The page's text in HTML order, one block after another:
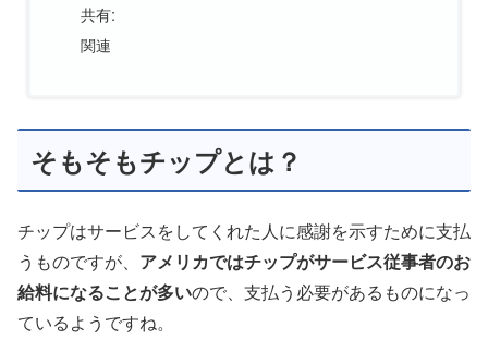
共有:
関連
そもそもチップとは？
チップはサービスをしてくれた人に感謝を示すために支払
うものですが、 アメリカではチップがサービス従事者のお
給料になることが多いので、支払う必要があるものになっ
ているようですね。